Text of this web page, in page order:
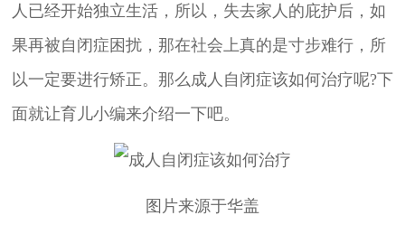
人已经开始独立生活，所以，失去家人的庇护后，如
果再被自闭症困扰，那在社会上真的是寸步难行，所
以一定要进行矫正。那么成人自闭症该如何治疗呢?下
面就让育儿小编来介绍一下吧。
图片来源于华盖